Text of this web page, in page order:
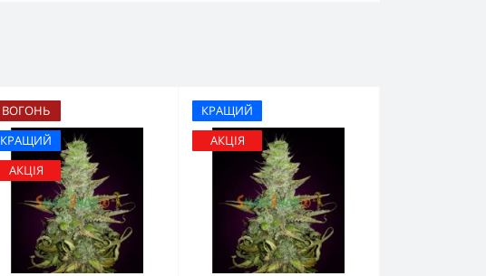
ВОГОНЬ
КРАЩИЙ
АКЦІЯ
КРАЩИЙ
АКЦІЯ